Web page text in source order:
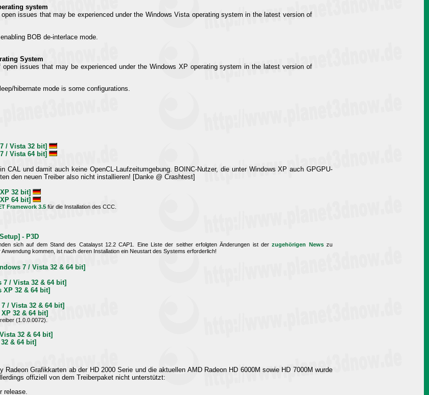
system
issues that may be experienced under the Windows Vista operating system in the latest version of
BOB de-interlace mode.
System
issues that may be experienced under the Windows XP operating system in the latest version of
hibernate mode is some configurations.
/ Vista 32 bit]
/ Vista 64 bit]
CAL und damit auch keine OpenCL-Laufzeitumgebung. BOINC-Nutzer, die unter Windows XP auch GPGPU-
den neuen Treiber also nicht installieren! [Danke @ Crashtest]
32 bit]
64 bit]
Framework 3.5 für die Installation des CCC.
- P3D
sich auf dem Stand des Catalayst 12.2 CAP1. Eine Liste der seither erfolgten Änderungen ist derzugehörigen Newszu
kommen, ist nach deren Installation ein Neustart des Systems erforderlich!
7 / Vista 32 & 64 bit]
7 / Vista 32 & 64 bit]
XP 32 & 64 bit]
/ Vista 32 & 64 bit]
32 & 64 bit]
(1.0.0.0072).
32 & 64 bit]
& 64 bit]
Radeon Grafikkarten ab der HD 2000 Serie und die aktuellen AMD Radeon HD 6000M sowie HD 7000M wurde
offiziell von dem Treiberpaket nicht unterstützt:
release.